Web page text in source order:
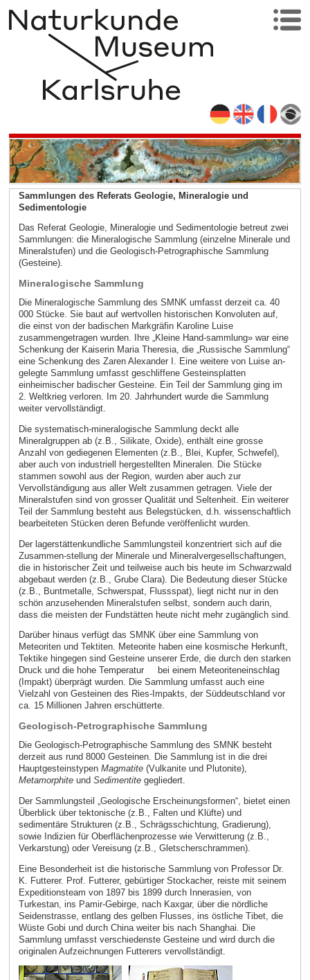
Sammlungen des Referats Geologie, Mineralogie und
Sedimentologie
Das Referat Geologie, Mineralogie und Sedimentologie betreut zwei
Sammlungen: die Mineralogische Sammlung (einzelne Minerale und
Mineralstufen) und die Geologisch-Petrographische Sammlung
(Gesteine).
Mineralogische Sammlung
Die Mineralogische Sammlung des SMNK umfasst derzeit ca. 40
000 Stücke. Sie baut auf wertvollen historischen Konvoluten auf,
die einst von der badischen Markgräfin Karoline Luise
zusammengetragen wurden. Ihre „Kleine Hand-sammlung» war eine
Schenkung der Kaiserin Maria Theresia, die „Russische Sammlung“
eine Schenkung des Zaren Alexander I. Eine weitere von Luise an-
gelegte Sammlung umfasst geschliffene Gesteinsplatten
einheimischer badischer Gesteine. Ein Teil der Sammlung ging im
2. Weltkrieg verloren. Im 20. Jahrhundert wurde die Sammlung
weiter vervollständigt.
Die systematisch-mineralogische Sammlung deckt alle
Mineralgruppen ab (z.B., Silikate, Oxide), enthält eine grosse
Anzahl von gediegenen Elementen (z.B., Blei, Kupfer, Schwefel),
aber auch von industriell hergestellten Mineralen. Die Stücke
stammen sowohl aus der Region, wurden aber auch zur
Vervollständigung aus aller Welt zusammen getragen. Viele der
Mineralstufen sind von grosser Qualität und Seltenheit. Ein weiterer
Teil der Sammlung besteht aus Belegstücken, d.h. wissenschaftlich
bearbeiteten Stücken deren Befunde veröffenlicht wurden.
Der lagerstättenkundliche Sammlungsteil konzentriert sich auf die
Zusammen-stellung der Minerale und Mineralvergesellschaftungen,
die in historischer Zeit und teilweise auch bis heute im Schwarzwald
abgebaut werden (z.B., Grube Clara). Die Bedeutung dieser Stücke
(z.B., Buntmetalle, Schwerspat, Flussspat), liegt nicht nur in den
schön anzusehenden Mineralstufen selbst, sondern auch darin,
dass die meisten der Fundstätten heute nicht mehr zugänglich sind.
Darüber hinaus verfügt das SMNK über eine Sammlung von
Meteoriten und Tektiten. Meteorite haben eine kosmische Herkunft,
Tektike hingegen sind Gesteine unserer Erde, die durch den starken
Druck und die hohe Temperatur bei einem Meteoriteneinschlag
(Impakt) überprägt wurden. Die Sammlung umfasst auch eine
Vielzahl von Gesteinen des Ries-Impakts, der Süddeutschland vor
ca. 15 Millionen Jahren erschütterte.
Geologisch-Petrographische Sammlung
Die Geologisch-Petrographische Sammlung des SMNK besteht
derzeit aus rund 8000 Gesteinen. Die Sammlung ist in die drei
Hauptgesteinstypen Magmatite(Vulkanite und Plutonite),
Metamorphiteund Sedimentitegegliedert.
Der Sammlungsteil „Geologische Erscheinungsformen“, bietet einen
Überblick über tektonische (z.B., Falten und Klüfte) und
sedimentäre Strukturen (z.B., Schrägsschichtung, Gradierung),
sowie Indizien für Oberflächenprozesse wie Verwitterung (z.B.,
Verkarstung) oder Vereisung (z.B., Gletscherschrammen).
Eine Besonderheit ist die historische Sammlung von Professor Dr.
K. Futterer. Prof. Futterer, gebürtiger Stockacher, reiste mit seinem
Expeditionsteam von 1897 bis 1899 durch Innerasien, von
Turkestan, ins Pamir-Gebirge, nach Kaxgar, über die nördliche
Seidenstrasse, entlang des gelben Flusses, ins östliche Tibet, die
Wüste Gobi und durch China weiter bis nach Shanghai. Die
Sammlung umfasst verschiedenste Gesteine und wird durch die
originalen Aufzeichnungen Futterers vervollständigt.